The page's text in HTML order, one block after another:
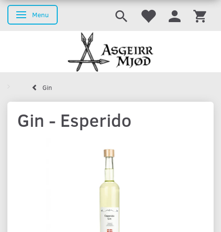
Skifte navigation
Menu
Gin
Gin - Esperido